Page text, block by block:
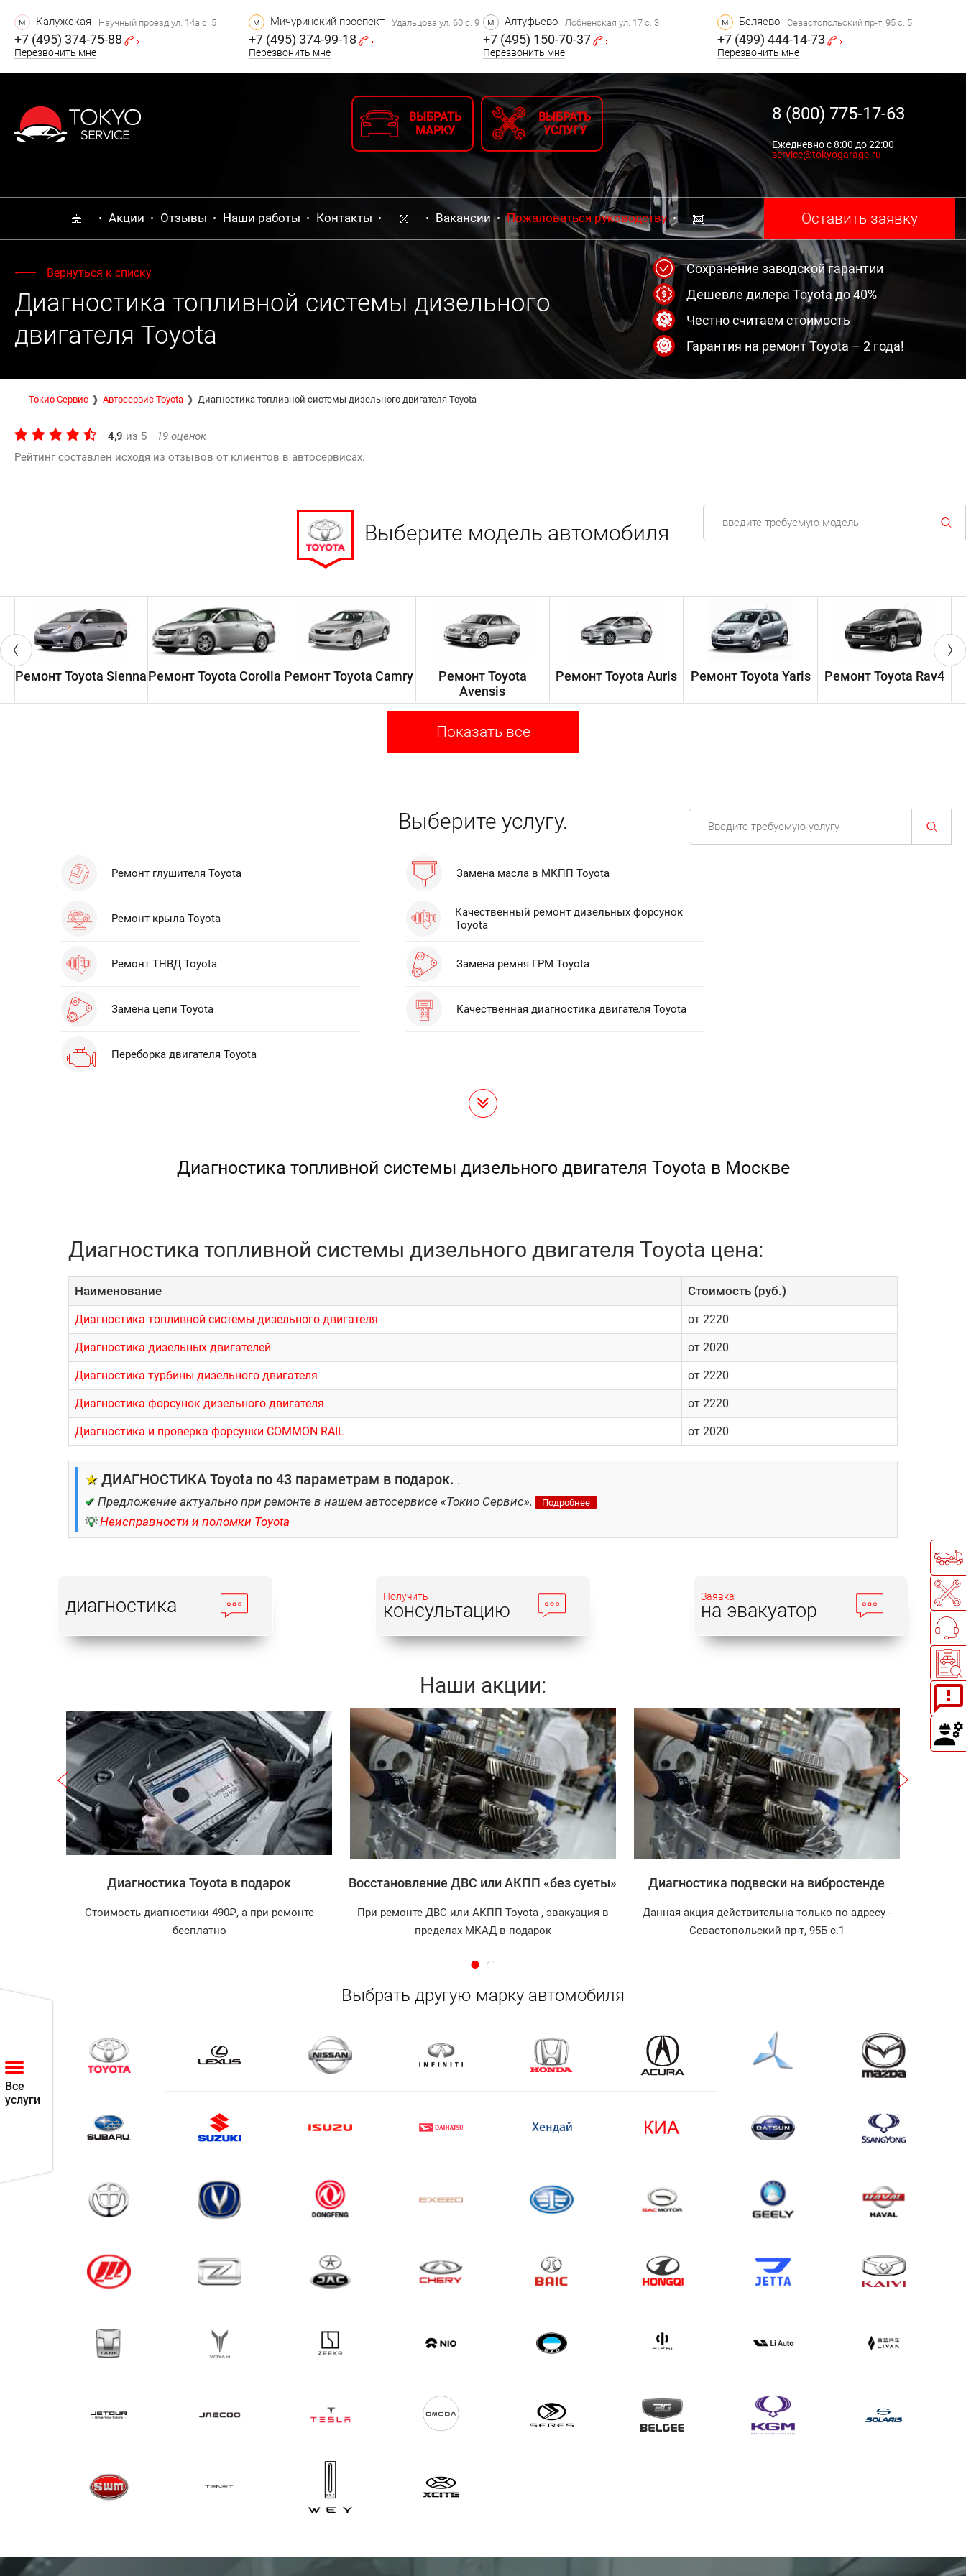
м Калужская Научный проезд ул. 14а с. 5
+7 (495) 374-75-88
Перезвонить мне
м Мичуринский проспект Удальцова ул. 60 с. 9
+7 (495) 374-99-18
Перезвонить мне
м Алтуфьево Лобненская ул. 17 с. 3
+7 (495) 150-70-37
Перезвонить мне
м Беляево Севастопольский пр-т, 95 с. 5
+7 (499) 444-14-73
Перезвонить мне
ВЫБРАТЬ
МАРКУ
ВЫБРАТЬ
УСЛУГУ
8 (800) 775-17-63
Ежедневно с 8:00 до 22:00
service@tokyogarage.ru
Акции Отзывы Наши работы Контакты Вакансии Пожаловаться руководству Оставить заявку
Вернуться к списку
Диагностика топливной системы дизельного
двигателя Toyota
Сохранение заводской гарантии
Дешевле дилера Toyota до 40%
Честно считаем стоимость
Гарантия на ремонт Toyota – 2 года!
Токио Сервис Автосервис Toyota Диагностика топливной системы дизельного двигателя Toyota
4,9 из 5 19 оценок
Рейтинг составлен исходя из отзывов от клиентов в автосервисах.
Выберите модель автомобиля
Ремонт Toyota SiennaРемонт Toyota Corolla Ремонт Toyota Camry
Ремонт Toyota
Avensis
Ремонт Toyota Auris Ремонт Toyota Yaris Ремонт Toyota Rav4
Показать все
Выберите услугу.
Ремонт глушителя Toyota Замена масла в МКПП Toyota
Ремонт крыла Toyota
Качественный ремонт дизельных форсунок
Toyota
Ремонт ТНВД Toyota Замена ремня ГРМ Toyota
Замена цепи Toyota Качественная диагностика двигателя Toyota
Переборка двигателя Toyota
Диагностика топливной системы дизельного двигателя Toyota в Москве
Диагностика топливной системы дизельного двигателя Toyota цена:
Наименование Cтоимость (руб.)
Диагностика топливной системы дизельного двигателя от 2220
Диагностика дизельных двигателей от 2020
Диагностика турбины дизельного двигателя от 2220
Диагностика форсунок дизельного двигателя от 2220
Диагностика и проверка форсунки COMMON RAIL от 2020
★ ДИАГНОСТИКА Toyota по 43 параметрам в подарок. .
✔ Предложение актуально при ремонте в нашем автосервисе «Токио Сервис». Подробнее
💡 Неисправности и поломки Toyota
диагностика Получить
консультацию
Заявка
на эвакуатор
Наши акции:
Записаться
Диагностика Toyota в подарок
Стоимость диагностики 490₽, а при ремонте
бесплатно
Записаться
Восстановление ДВС или АКПП «без суеты»
При ремонте ДВС или АКПП Toyota , эвакуация в
пределах МКАД в подарок
Записаться
Диагностика подвески на вибростенде
Данная акция действительна только по адресу -
Севастопольский пр-т, 95Б с.1
Все
услуги
Выбрать другую марку автомобиля